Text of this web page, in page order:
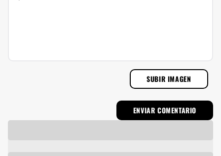
SUBIR IMAGEN